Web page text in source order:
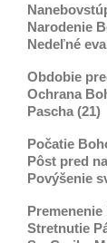
Narodenie
Nedeľné
Obdobie
Ochrana
Pascha (21)
Počatie
Pôst pred
Povýšenie
Premenenie
Stretnutie